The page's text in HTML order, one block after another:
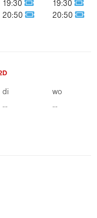
19:30
20:50
19:30
20:50
di
...
wo
...